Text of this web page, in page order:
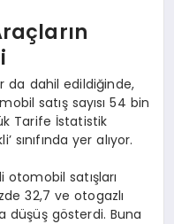
da dahil edildiğinde,
satış sayısı 54 bin
Tarife İstatistik
sınıfında yer alıyor.
satışları
32,7 ve otogazlı
düşüş gösterdi. Buna